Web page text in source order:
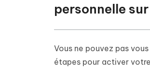
personnelle sur
Vous ne pouvez pas
étapes pour activer